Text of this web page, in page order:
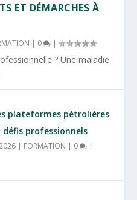
ET DÉMARCHES À
| 0 |
? Une maladie
plateformes pétrolières
professionnels
| FORMATION | 0 |